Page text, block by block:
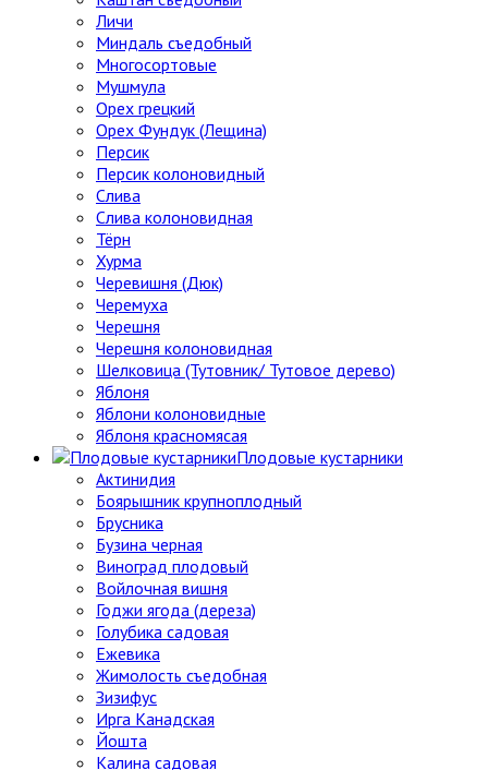
Личи
Миндаль съедобный
Многосортовые
Мушмула
Орех грецкий
Орех Фундук (Лещина)
Персик
Персик колоновидный
Слива
Слива колоновидная
Тёрн
Хурма
Черевишня (Дюк)
Черемуха
Черешня
Черешня колоновидная
Шелковица (Тутовник/ Тутовое дерево)
Яблоня
Яблони колоновидные
Яблоня красномясая
Плодовые кустарники
Актинидия
Боярышник крупноплодный
Брусника
Бузина черная
Виноград плодовый
Войлочная вишня
Годжи ягода (дереза)
Голубика садовая
Ежевика
Жимолость съедобная
Зизифус
Ирга Канадская
Йошта
Калина садовая